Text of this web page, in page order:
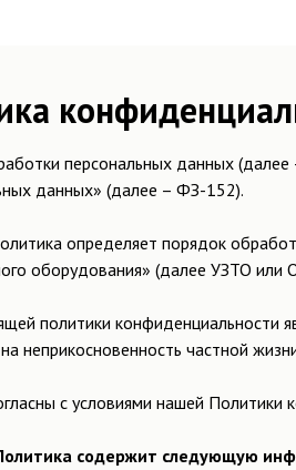
персональных данных
данных» (далее – ФЗ-152).
определяет порядок
оборудования» (далее УЗТО или
политики конфиденциальности
неприкосновенность частной
с условиями нашей Политики
содержит следующую